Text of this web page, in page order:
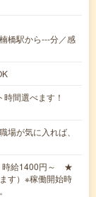
橋駅から---分／感
間選べます！
が気に入れば、
時給1400円～ ★
す）※稼働開始時